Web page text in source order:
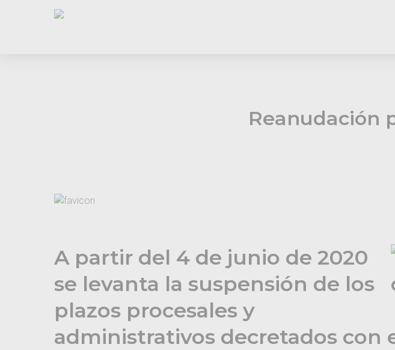
Reanudación
A partir del 4 de junio de 2020
se levanta la suspensión de los
plazos procesales y
administrativos decretados con